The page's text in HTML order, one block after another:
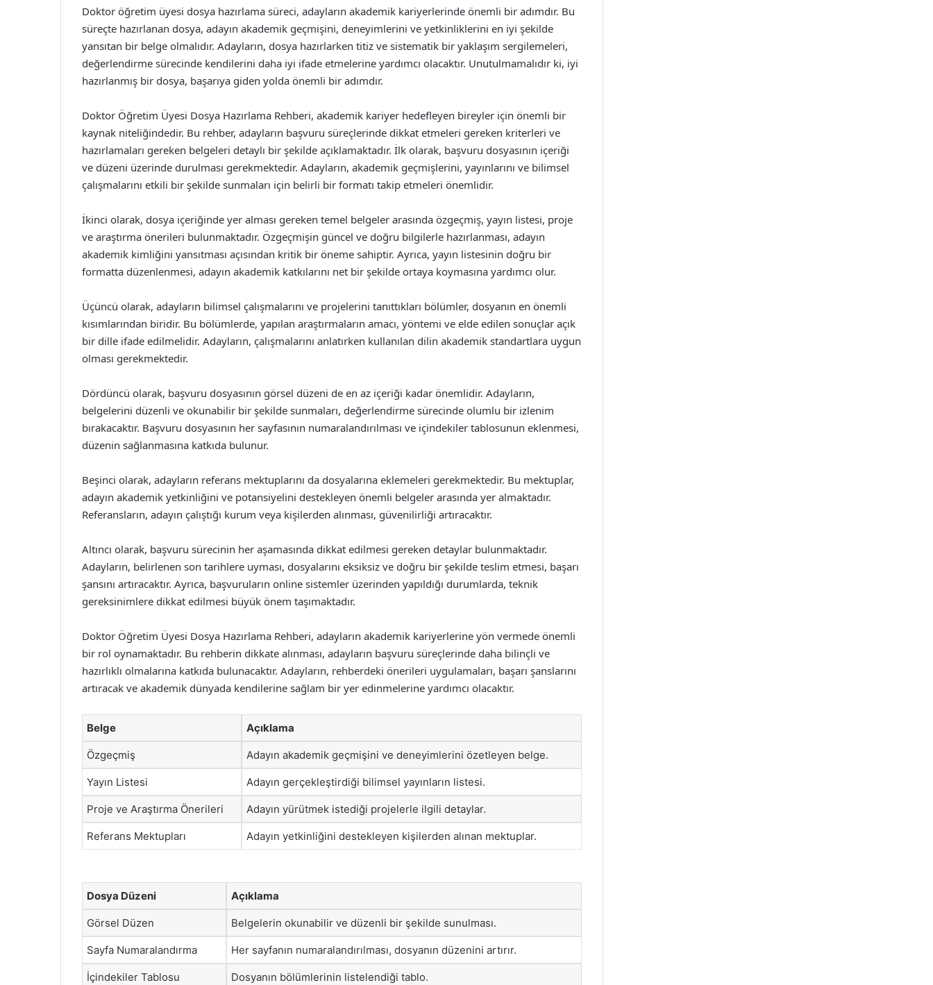
Doktor öğretim üyesi dosya hazırlama süreci, adayların akademik kariyerlerinde önemli bir adımdır. Bu
süreçte hazırlanan dosya, adayın akademik geçmişini, deneyimlerini ve yetkinliklerini en iyi şekilde
yansıtan bir belge olmalıdır. Adayların, dosya hazırlarken titiz ve sistematik bir yaklaşım sergilemeleri,
değerlendirme sürecinde kendilerini daha iyi ifade etmelerine yardımcı olacaktır. Unutulmamalıdır ki, iyi
hazırlanmış bir dosya, başarıya giden yolda önemli bir adımdır.
Doktor Öğretim Üyesi Dosya Hazırlama Rehberi, akademik kariyer hedefleyen bireyler için önemli bir
kaynak niteliğindedir. Bu rehber, adayların başvuru süreçlerinde dikkat etmeleri gereken kriterleri ve
hazırlamaları gereken belgeleri detaylı bir şekilde açıklamaktadır. İlk olarak, başvuru dosyasının içeriği
ve düzeni üzerinde durulması gerekmektedir. Adayların, akademik geçmişlerini, yayınlarını ve bilimsel
çalışmalarını etkili bir şekilde sunmaları için belirli bir formatı takip etmeleri önemlidir.
İkinci olarak, dosya içeriğinde yer alması gereken temel belgeler arasında özgeçmiş, yayın listesi, proje
ve araştırma önerileri bulunmaktadır. Özgeçmişin güncel ve doğru bilgilerle hazırlanması, adayın
akademik kimliğini yansıtması açısından kritik bir öneme sahiptir. Ayrıca, yayın listesinin doğru bir
formatta düzenlenmesi, adayın akademik katkılarını net bir şekilde ortaya koymasına yardımcı olur.
Üçüncü olarak, adayların bilimsel çalışmalarını ve projelerini tanıttıkları bölümler, dosyanın en önemli
kısımlarından biridir. Bu bölümlerde, yapılan araştırmaların amacı, yöntemi ve elde edilen sonuçlar açık
bir dille ifade edilmelidir. Adayların, çalışmalarını anlatırken kullanılan dilin akademik standartlara uygun
olması gerekmektedir.
Dördüncü olarak, başvuru dosyasının görsel düzeni de en az içeriği kadar önemlidir. Adayların,
belgelerini düzenli ve okunabilir bir şekilde sunmaları, değerlendirme sürecinde olumlu bir izlenim
bırakacaktır. Başvuru dosyasının her sayfasının numaralandırılması ve içindekiler tablosunun eklenmesi,
düzenin sağlanmasına katkıda bulunur.
Beşinci olarak, adayların referans mektuplarını da dosyalarına eklemeleri gerekmektedir. Bu mektuplar,
adayın akademik yetkinliğini ve potansiyelini destekleyen önemli belgeler arasında yer almaktadır.
Referansların, adayın çalıştığı kurum veya kişilerden alınması, güvenilirliği artıracaktır.
Altıncı olarak, başvuru sürecinin her aşamasında dikkat edilmesi gereken detaylar bulunmaktadır.
Adayların, belirlenen son tarihlere uyması, dosyalarını eksiksiz ve doğru bir şekilde teslim etmesi, başarı
şansını artıracaktır. Ayrıca, başvuruların online sistemler üzerinden yapıldığı durumlarda, teknik
gereksinimlere dikkat edilmesi büyük önem taşımaktadır.
Doktor Öğretim Üyesi Dosya Hazırlama Rehberi, adayların akademik kariyerlerine yön vermede önemli
bir rol oynamaktadır. Bu rehberin dikkate alınması, adayların başvuru süreçlerinde daha bilinçli ve
hazırlıklı olmalarına katkıda bulunacaktır. Adayların, rehberdeki önerileri uygulamaları, başarı şanslarını
artıracak ve akademik dünyada kendilerine sağlam bir yer edinmelerine yardımcı olacaktır.
Belge Açıklama
Özgeçmiş Adayın akademik geçmişini ve deneyimlerini özetleyen belge.
Yayın Listesi Adayın gerçekleştirdiği bilimsel yayınların listesi.
Proje ve Araştırma Önerileri Adayın yürütmek istediği projelerle ilgili detaylar.
Referans Mektupları Adayın yetkinliğini destekleyen kişilerden alınan mektuplar.
Dosya Düzeni Açıklama
Görsel Düzen Belgelerin okunabilir ve düzenli bir şekilde sunulması.
Sayfa Numaralandırma Her sayfanın numaralandırılması, dosyanın düzenini artırır.
İçindekiler Tablosu Dosyanın bölümlerinin listelendiği tablo.